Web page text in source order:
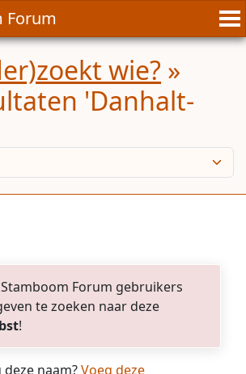
Forum
wie? »
'Danhalt-
Forum gebruikers
te zoeken naar deze
!
naam?Voeg deze